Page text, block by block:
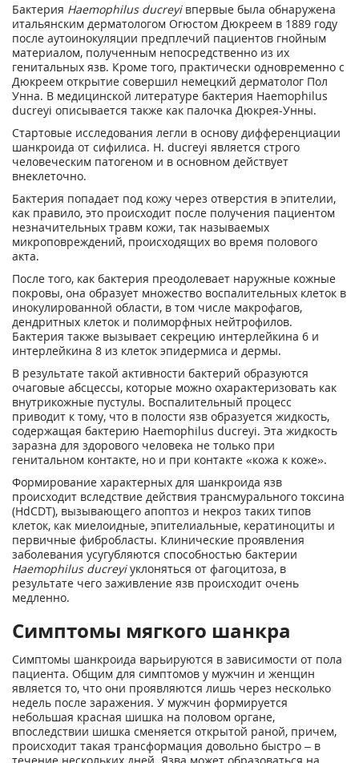
Бактерия Haemophilus ducreyiвпервые была обнаружена
итальянским дерматологом Огюстом Дюкреем в 1889 году
после аутоинокуляции предплечий пациентов гнойным
материалом, полученным непосредственно из их
генитальных язв. Кроме того, практически одновременно с
Дюкреем открытие совершил немецкий дерматолог Пол
Унна. В медицинской литературе бактерия Haemophilus
ducreyi описывается также как палочка Дюкрея-Унны.
Стартовые исследования легли в основу дифференциации
шанкроида от сифилиса. H. ducreyi является строго
человеческим патогеном и в основном действует
внеклеточно.
Бактерия попадает под кожу через отверстия в эпителии,
как правило, это происходит после получения пациентом
незначительных травм кожи, так называемых
микроповреждений, происходящих во время полового
акта.
После того, как бактерия преодолевает наружные кожные
покровы, она образует множество воспалительных клеток в
инокулированной области, в том числе макрофагов,
дендритных клеток и полиморфных нейтрофилов.
Бактерия также вызывает секрецию интерлейкина 6 и
интерлейкина 8 из клеток эпидермиса и дермы.
В результате такой активности бактерий образуются
очаговые абсцессы, которые можно охарактеризовать как
внутрикожные пустулы. Воспалительный процесс
приводит к тому, что в полости язв образуется жидкость,
содержащая бактерию Haemophilus ducreyi. Эта жидкость
заразна для здорового человека не только при
генитальном контакте, но и при контакте «кожа к коже».
Формирование характерных для шанкроида язв
происходит вследствие действия трансмурального токсина
(HdCDT), вызывающего апоптоз и некроз таких типов
клеток, как миелоидные, эпителиальные, кератиноциты и
первичные фибробласты. Клинические проявления
заболевания усугубляются способностью бактерии
Haemophilus ducreyiуклоняться от фагоцитоза, в
результате чего заживление язв происходит очень
медленно.
Симптомы мягкого шанкра
Симптомы шанкроида варьируются в зависимости от пола
пациента. Общим для симптомов у мужчин и женщин
является то, что они проявляются лишь через несколько
недель после заражения. У мужчин формируется
небольшая красная шишка на половом органе,
впоследствии шишка сменяется открытой раной, причем,
происходит такая трансформация довольно быстро – в
течение нескольких дней. Язва может образоваться на